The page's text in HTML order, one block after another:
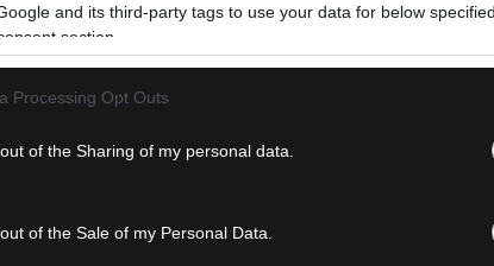
and its third-party tags to use your data for below
section.
Processing Opt Outs
of the Sharing of my personal data.
of the Sale of my Personal Data.
15 Οκτωβρίου 2025, 15:55
προπόνησης οι Τσάλοφ και Πέλκας –